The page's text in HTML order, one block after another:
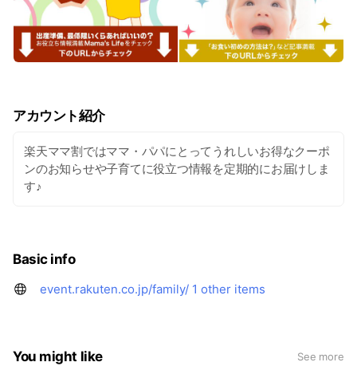
アカウント紹介
楽天ママ割ではママ・パパにとってうれしいお得なクーポ
ンのお知らせや子育てに役立つ情報を定期的にお届けしま
す♪
Basic info
event.rakuten.co.jp/family/ 1 other items
You might like See more